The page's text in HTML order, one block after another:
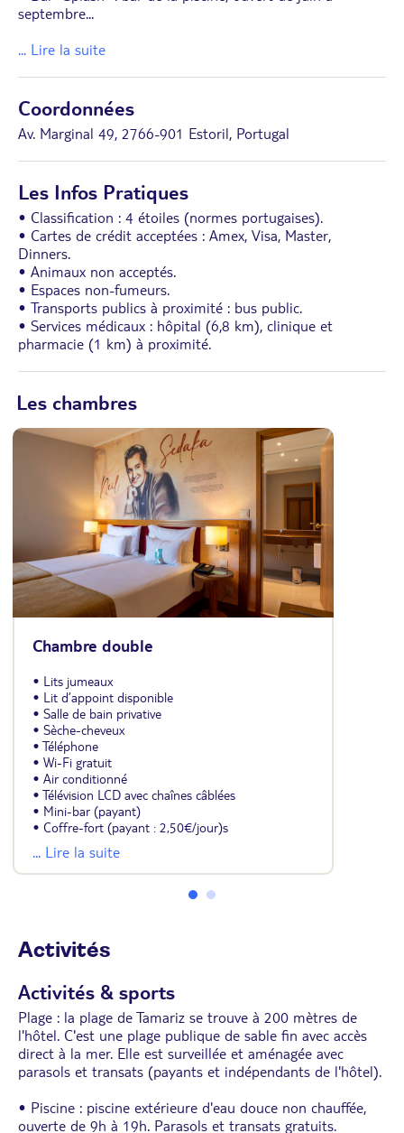
septembre...
... Lire la suite
Coordonnées
Av. Marginal 49, 2766-901 Estoril, Portugal
Les Infos Pratiques
• Classification : 4 étoiles (normes portugaises).
• Cartes de crédit acceptées : Amex, Visa, Master,
Dinners.
• Animaux non acceptés.
• Espaces non-fumeurs.
• Transports publics à proximité : bus public.
• Services médicaux : hôpital (6,8 km), clinique et
pharmacie (1 km) à proximité.
Les chambres
Chambre double
• Lits jumeaux
• Lit d’appoint disponible
• Salle de bain privative
• Sèche-cheveux
• Téléphone
• Wi-Fi gratuit
• Air conditionné
• Télévision LCD avec chaînes câblées
• Mini-bar (payant)
• Coffre-fort (payant : 2,50€/jour)s
• Serrure de porte électronique
... Lire la suite
Activités
Activités & sports
Plage : la plage de Tamariz se trouve à 200 mètres de
l'hôtel. C'est une plage publique de sable fin avec accès
direct à la mer. Elle est surveillée et aménagée avec
parasols et transats (payants et indépendants de l'hôtel).
• Piscine : piscine extérieure d'eau douce non chauffée,
ouverte de 9h à 19h. Parasols et transats gratuits.